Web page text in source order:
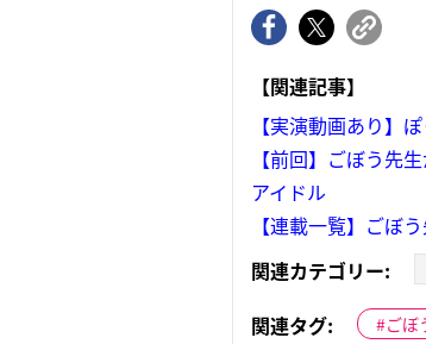
【関連記事】
【実演動画あり】
【前回】ごぼう先
アイドル
【連載一覧】ごぼ
関連カテゴリー:
関連タグ: ごぼ